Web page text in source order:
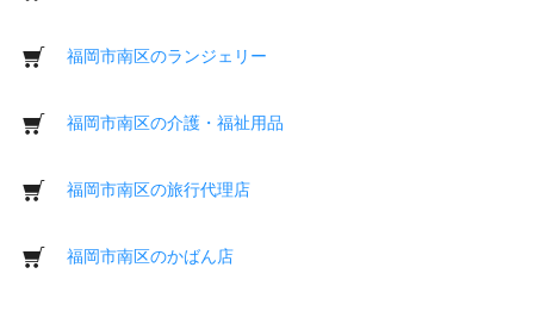
福岡市南区のランジェリー
福岡市南区の介護・福祉用品
福岡市南区の旅行代理店
福岡市南区のかばん店